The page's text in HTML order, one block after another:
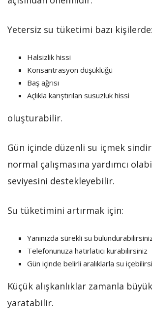
Yetersiz su tüketimi bazı kişilerde:
Halsizlik hissi
Konsantrasyon düşüklüğü
Baş ağrısı
Açlıkla karıştırılan susuzluk hissi
oluşturabilir.
Gün içinde düzenli su içmek
normal çalışmasına yardımcı
seviyesini destekleyebilir.
Su tüketimini artırmak için:
Yanınızda sürekli su
Telefonunuza hatırlatıcı kurabilirsiniz
Gün içinde belirli aralıklarla su
Küçük alışkanlıklar zamanla
yaratabilir.